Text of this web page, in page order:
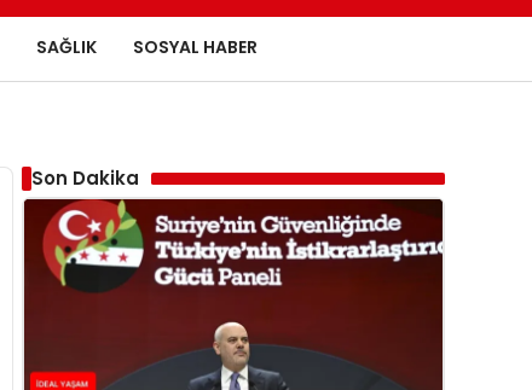
SAĞLIK SOSYAL HABER
Son Dakika